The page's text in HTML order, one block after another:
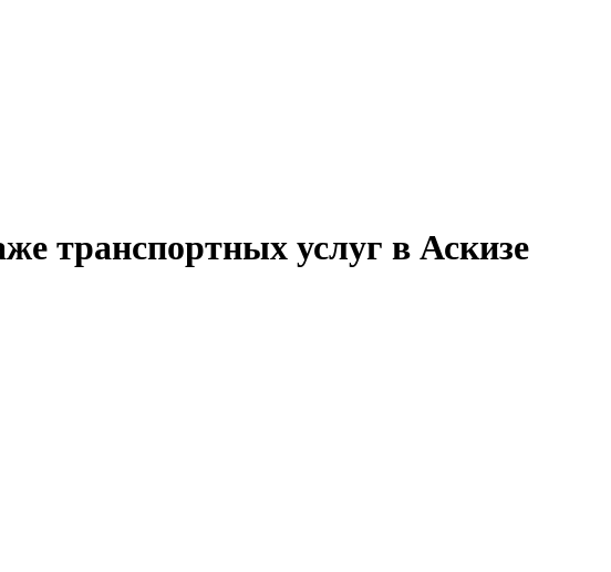
транспортных услуг в Аскизе